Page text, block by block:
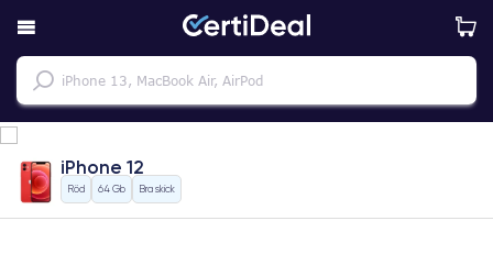
iPhone 12
Röd 64 Gb Bra skick